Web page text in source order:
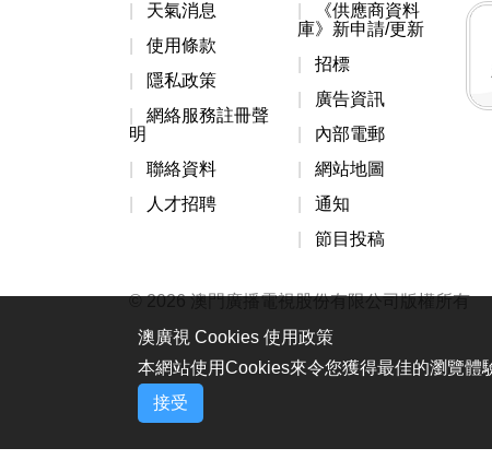
天氣消息
使用條款
隱私政策
網絡服務註冊聲
明
聯絡資料
人才招聘
《供應商資料
庫》新申請/更新
招標
廣告資訊
內部電郵
網站地圖
通知
節目投稿
© 2026 澳門廣播電視股份有限公司版權所有
澳廣視 Cookies 使用政策
本網站使用Cookies來令您獲得最佳的瀏覽
接受